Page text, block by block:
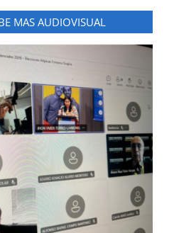
MAS AUDIOVISUAL